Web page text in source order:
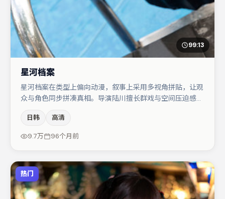
99:13
星河档案
星河档案在类型上偏向动漫，叙事上采用多视角拼贴，让观
众与角色同步拼凑真相。导演陆川擅长群戏与空间压迫感，
孔刘、段奕宏等，角色动机前后呼应，适合喜欢抠台词与伏
笔的观众。若你偏爱强类型与清晰主线，这部作品值得关
日韩 高清
9.7万 96个月前
热门